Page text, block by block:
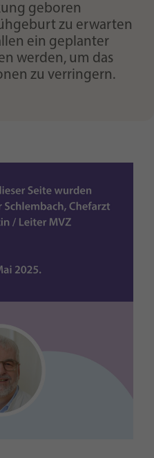
geboren
zu erwarten
ein geplanter
werden, um das
zu verringern.